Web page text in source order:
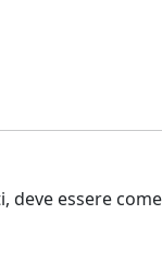
essere